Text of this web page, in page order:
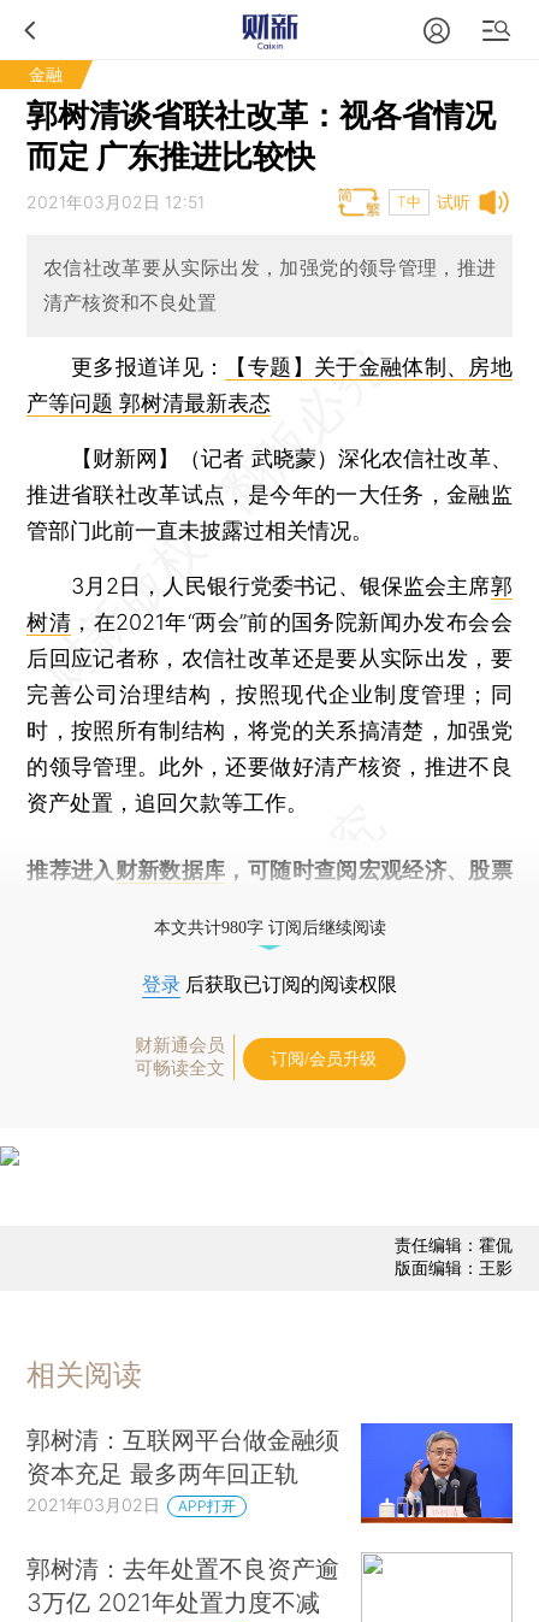
金融
郭树清谈省联社改革：视各省情况
而定 广东推进比较快
试听
2021年03月02日 12:51 T中
农信社改革要从实际出发，加强党的领导管理，推进
清产核资和不良处置
更多报道详见：
【专题】关于金融体制、房地
产等问题 郭树清最新表态
【财新网】（记者 武晓蒙） 深化农信社改革、
推进省联社改革试点，是今年的一大任务，金融监
管部门此前一直未披露过相关情况。
3月2日，人民银行党委书记、银保监会主席郭
树清 ，在2021年“两会”前的国务院新闻办发布会会
后回应记者称，农信社改革还是要从实际出发，要
完善公司治理结构，按照现代企业制度管理；同
时，按照所有制结构，将党的关系搞清楚，加强党
的领导管理。此外，还要做好清产核资，推进不良
资产处置，追回欠款等工作。
推荐进入 财新数据库 ，可随时查阅宏观经济、股票
本文共计980字 订阅后继续阅读
登录 后获取已订阅的阅读权限
财新通会员
可畅读全文
订阅/会员升级
责任编辑：霍侃
版面编辑：王影
相关阅读
郭树清：互联网平台做金融须
资本充足 最多两年回正轨
2021年03月02日 APP打开
郭树清：去年处置不良资产逾
3万亿 2021年处置力度不减